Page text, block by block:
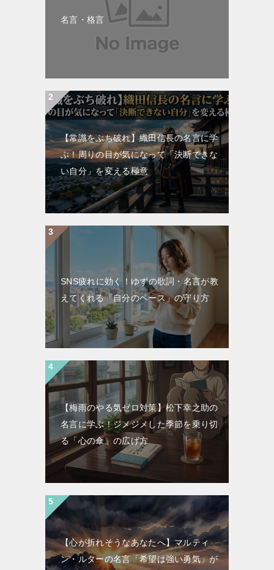
名言・格言
【常識をぶち破れ】織田信長の名言に学
ぶ！周りの目が気になって「決断できな
い自分」を変える極意
SNS疲れに効く！ゆずの歌詞・名言が教
えてくれる「自分のペース」の守り方
【梅雨のやる気ゼロ対策】松下幸之助の
名言に学ぶ！ジメジメした季節を乗り切
る「心の傘」の広げ方
【心が折れそうなあなたへ】マルティ
ン・ルターの名言「希望は強い勇気」が